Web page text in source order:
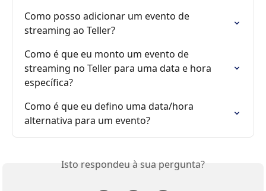
Como posso adicionar um evento de
streaming ao Teller?
Como é que eu monto um evento de
streaming no Teller para uma data e hora
específica?
Como é que eu defino uma data/hora
alternativa para um evento?
Isto respondeu à sua pergunta?